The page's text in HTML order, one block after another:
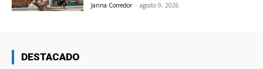
Janna Corredor - agosto 9, 2026
DESTACADO